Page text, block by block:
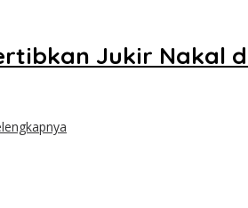
Jukir Nakal